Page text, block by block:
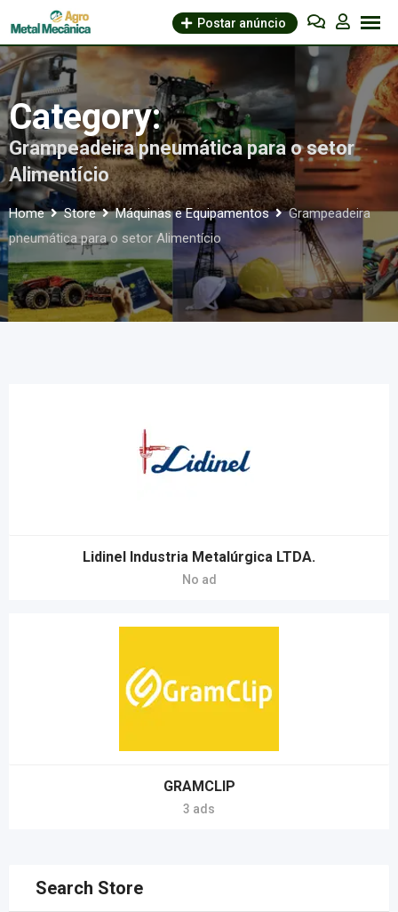
to
content
Postar anúncio
Category:
Grampeadeira pneumática para o setor
Alimentício
Home Store Máquinas e Equipamentos
Grampeadeira
pneumática para o setor Alimentício
Lidinel Industria Metalúrgica LTDA.
No ad
GRAMCLIP
3 ads
Search Store